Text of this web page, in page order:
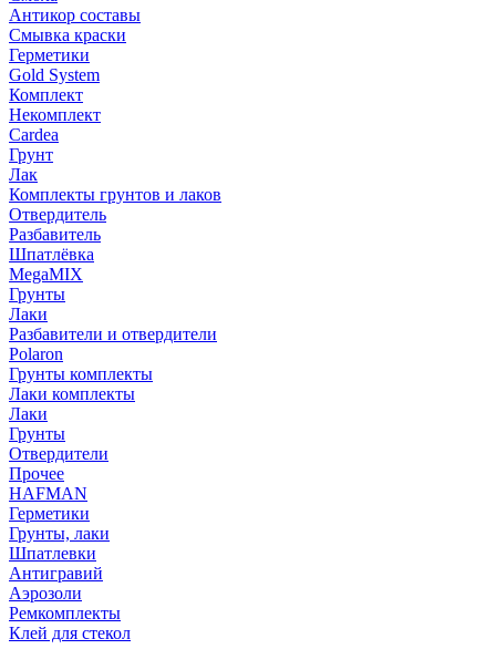
Антикор составы
Смывка краски
Герметики
Gold System
Комплект
Некомплект
Cardea
Грунт
Лак
Комплекты грунтов и лаков
Отвердитель
Разбавитель
Шпатлёвка
MegaMIX
Грунты
Лаки
Разбавители и отвердители
Polaron
Грунты комплекты
Лаки комплекты
Лаки
Грунты
Отвердители
Прочее
HAFMAN
Герметики
Грунты, лаки
Шпатлевки
Антигравий
Аэрозоли
Ремкомплекты
Клей для стекол